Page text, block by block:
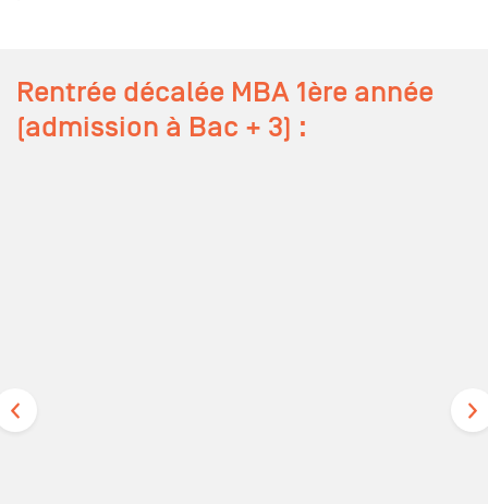
Rentrée décalée MBA 1ère année
(admission à Bac + 3) :